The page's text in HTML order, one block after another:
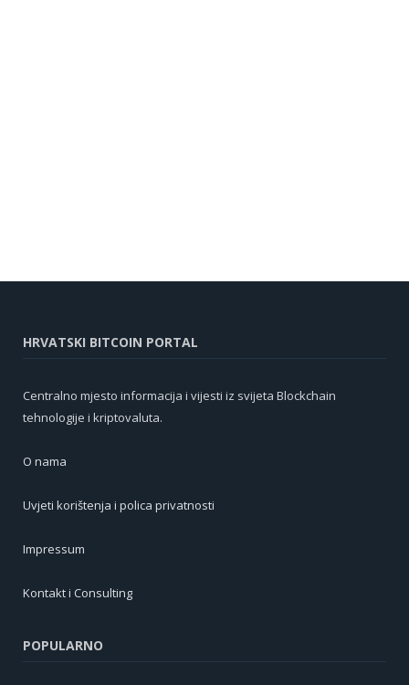
HRVATSKI BITCOIN PORTAL
Centralno mjesto informacija i vijesti iz svijeta Blockchain
tehnologije i kriptovaluta.
O nama
Uvjeti korištenja i polica privatnosti
Impressum
Kontakt i Consulting
POPULARNO